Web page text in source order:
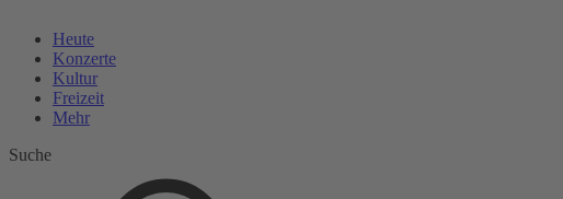
Heute
Konzerte
Kultur
Freizeit
Mehr
Suche